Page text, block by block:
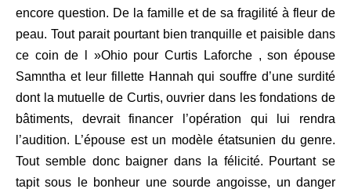
encore question. De la famille et de sa fragilité à fleur de
peau. Tout parait pourtant bien tranquille et paisible dans
ce coin de l »Ohio pour Curtis Laforche , son épouse
Samntha et leur fillette Hannah qui souffre d’une surdité
dont la mutuelle de Curtis, ouvrier dans les fondations de
bâtiments, devrait financer l’opération qui lui rendra
l’audition. L’épouse est un modèle étatsunien du genre.
Tout semble donc baigner dans la félicité. Pourtant se
tapit sous le bonheur une sourde angoisse, un danger